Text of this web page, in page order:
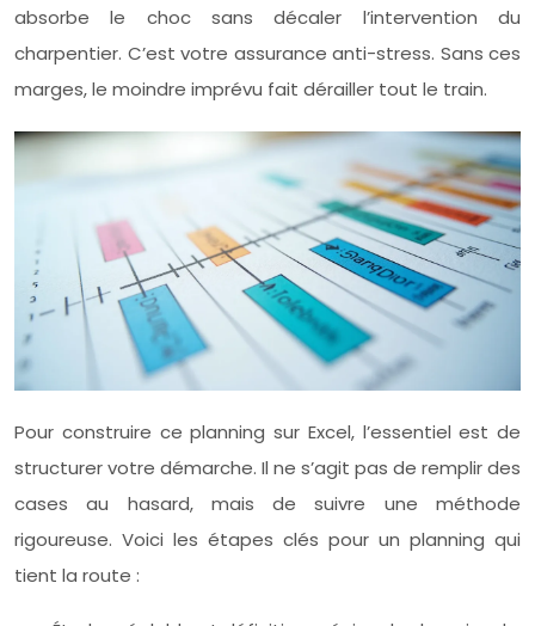
absorbe le choc sans décaler l’intervention du
charpentier. C’est votre assurance anti-stress. Sans ces
marges, le moindre imprévu fait dérailler tout le train.
Pour construire ce planning sur Excel, l’essentiel est de
structurer votre démarche. Il ne s’agit pas de remplir des
cases au hasard, mais de suivre une méthode
rigoureuse. Voici les étapes clés pour un planning qui
tient la route :